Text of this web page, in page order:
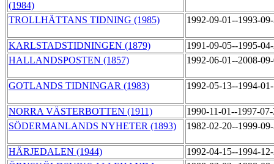
(1984)
TROLLHÄTTANS TIDNING (1985) 1992-09-01--1993-
KARLSTADSTIDNINGEN (1879)
1991-09-05--1995-
HALLANDSPOSTEN (1857)
1992-06-01--2008-
GOTLANDS TIDNINGAR (1983) 1992-05-13--1994-
NORRA VÄSTERBOTTEN (1911)
1990-11-01--1997-
SÖDERMANLANDS NYHETER (1893)
1982-02-20--1999-
HÄRJEDALEN (1944)
1992-04-15--1994-